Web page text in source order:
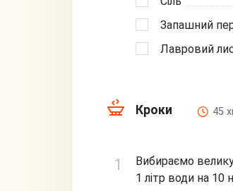
Запашний
Лавровий
Кроки 45
Вибираємо
1 літр води на 10